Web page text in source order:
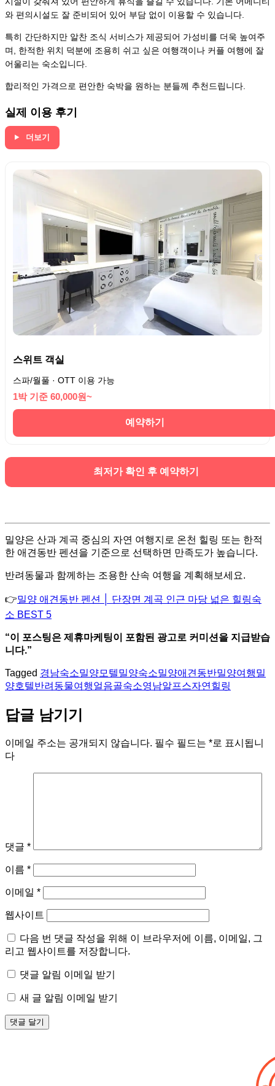
와 편의시설도 잘 준비되어 있어 부담 없이 이용할 수 있습니다.
특히 간단하지만 알찬 조식 서비스가 제공되어 가성비를 더욱 높여주
며, 한적한 위치 덕분에 조용히 쉬고 싶은 여행객이나 커플 여행에 잘
어울리는 숙소입니다.
합리적인 가격으로 편안한 숙박을 원하는 분들께 추천드립니다.
실제 이용 후기
더보기
스위트 객실
스파/월풀 · OTT 이용 가능
1박 기준 60,000원~
예약하기
최저가 확인 후 예약하기
밀양은 산과 계곡 중심의 자연 여행지로 온천 힐링 또는 한적
한 애견동반 펜션을 기준으로 선택하면 만족도가 높습니다.
반려동물과 함께하는 조용한 산속 여행을 계획해보세요.
👉밀양 애견동반 펜션 │ 단장면 계곡 인근 마당 넓은 힐링숙
소 BEST 5
“이 포스팅은 제휴마케팅이 포함된 광고로 커미션을 지급받습
니다.”
Tagged 경남숙소밀양모텔밀양숙소밀양애견동반밀양여행밀
양호텔반려동물여행얼음골숙소영남알프스자연힐링
답글 남기기
이메일 주소는 공개되지 않습니다. 필수 필드는 *로 표시됩니
다
댓글 *
이름 *
이메일 *
웹사이트
다음 번 댓글 작성을 위해 이 브라우저에 이름, 이메일, 그
리고 웹사이트를 저장합니다.
댓글 알림 이메일 받기
새 글 알림 이메일 받기